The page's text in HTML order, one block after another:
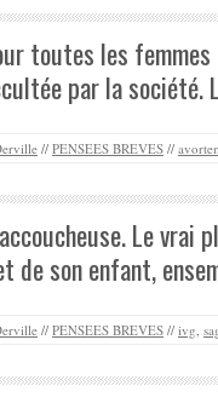
toutes les
par la
// PENSEES BREVES //
Le vrai
de son enfant,
// PENSEES BREVES // ivg